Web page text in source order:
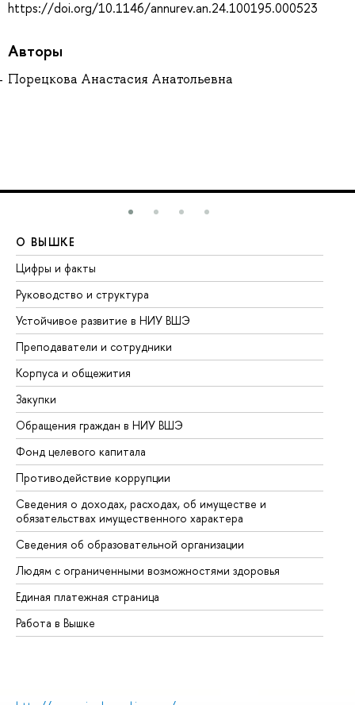
https://doi.org/10.1146/annurev.an.24.100195.000523
Авторы
Порецкова Анастасия Анатольевна
О ВЫШКЕ
Цифры и факты
Руководство и структура
Устойчивое развитие в НИУ ВШЭ
Преподаватели и сотрудники
Корпуса и общежития
Закупки
Обращения граждан в НИУ ВШЭ
Фонд целевого капитала
Противодействие коррупции
Сведения о доходах, расходах, об имуществе и
обязательствах имущественного характера
Сведения об образовательной организации
Людям с ограниченными возможностями здоровья
Единая платежная страница
Работа в Вышке